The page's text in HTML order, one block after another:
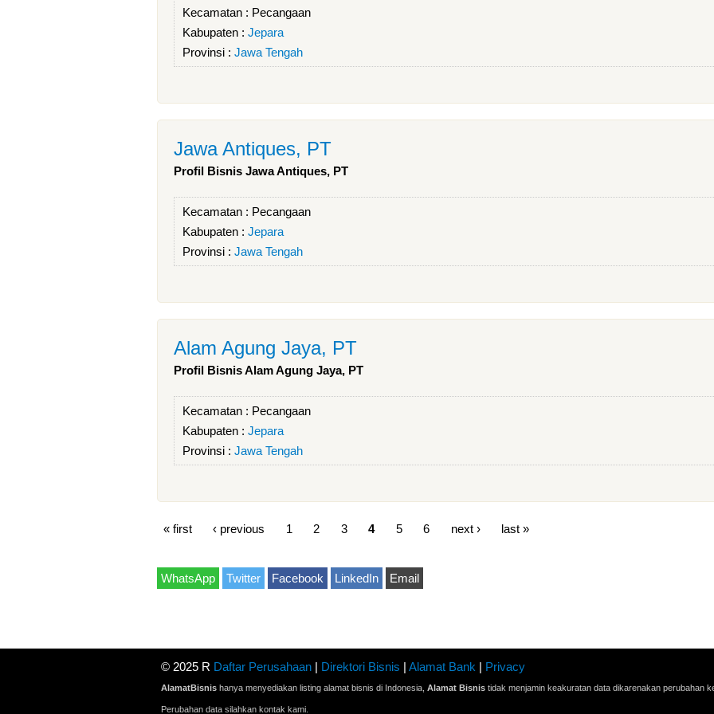
Kecamatan : Pecangaan
Kabupaten : Jepara
Provinsi : Jawa Tengah
Jawa Antiques, PT
Profil Bisnis Jawa Antiques, PT
Kecamatan : Pecangaan
Kabupaten : Jepara
Provinsi : Jawa Tengah
Alam Agung Jaya, PT
Profil Bisnis Alam Agung Jaya, PT
Kecamatan : Pecangaan
Kabupaten : Jepara
Provinsi : Jawa Tengah
« first ‹ previous 1 2 3 4 5 6 next › last »
WhatsApp Twitter Facebook LinkedIn Email
© 2025 R Daftar Perusahaan | Direktori Bisnis | Alamat Bank | Privacy
AlamatBisnis hanya menyediakan listing alamat bisnis di Indonesia, Alamat Bisnis tidak menjamin keakuratan data dikarenakan perubahan
Perubahan data silahkan kontak kami.